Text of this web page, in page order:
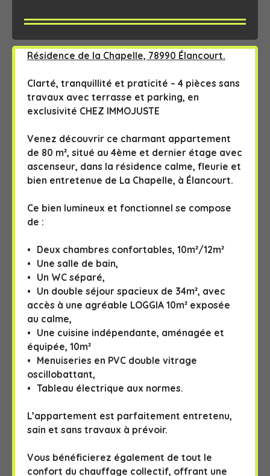
Résidence de la Chapelle, 78990 Élancourt.
Clarté, tranquillité et praticité – 4 pièces sans
travaux avec terrasse et parking, en
exclusivité CHEZ IMMOJUSTE
Venez découvrir ce charmant appartement
de 80 m², situé au 4ème et dernier étage avec
ascenseur, dans la résidence calme, fleurie et
bien entretenue de La Chapelle, à Élancourt.
Ce bien lumineux et fonctionnel se compose
de :
Deux chambres confortables, 10m²/12m²
Une salle de bain,
Un WC séparé,
Un double séjour spacieux de 34m², avec
accès à une agréable LOGGIA 10m² exposée
au calme,
Une cuisine indépendante, aménagée et
équipée, 10m²
Menuiseries en PVC double vitrage
oscillobattant,
Tableau électrique aux normes.
L’appartement est parfaitement entretenu,
sain et sans travaux à prévoir.
Vous bénéficierez également de tout le
confort du chauffage collectif, offrant une